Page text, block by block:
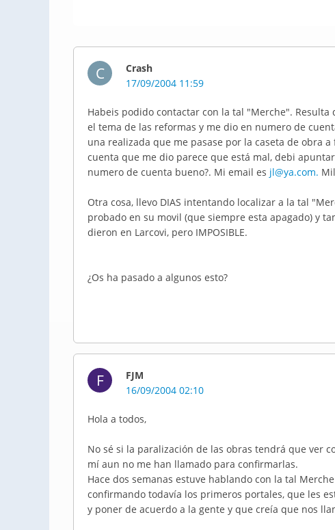
C
Crash
17/09/2004 11:59
Habeis podido contactar con la tal "Merche".
el tema de las reformas y me dio en numero de
una realizada que me pasase por la caseta de obra
cuenta que me dio parece que está mal, debi
numero de cuenta bueno?. Mi email es jl@ya.com.
Otra cosa, llevo DIAS intentando localizar a la tal
probado en su movil (que siempre esta apagado) y
dieron en Larcovi, pero IMPOSIBLE.
¿Os ha pasado a algunos esto?
F
FJM
16/09/2004 02:10
Hola a todos,
No sé si la paralización de las obras tendrá que ver
mí aun no me han llamado para confirmarlas.
Hace dos semanas estuve hablando con la tal
confirmando todavía los primeros portales, que les
y poner de acuerdo a la gente y que creía que nos